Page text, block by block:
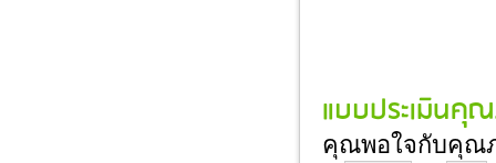
แบบประเมิน
คุณพอใจกับคุณภ